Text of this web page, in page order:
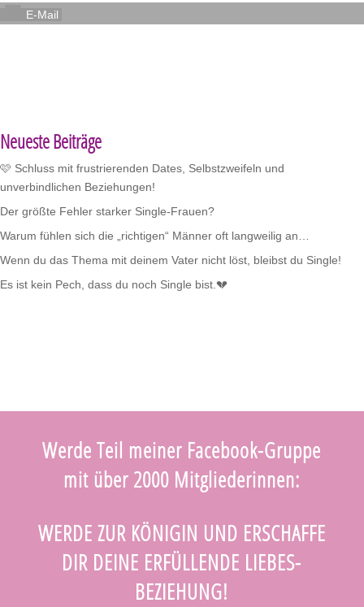
E-Mail
Neueste Beiträge
🩷 Schluss mit frustrierenden Dates, Selbstzweifeln und
unverbindlichen Beziehungen!
Der größte Fehler starker Single-Frauen?
Warum fühlen sich die „richtigen“ Männer oft langweilig an…
Wenn du das Thema mit deinem Vater nicht löst, bleibst du Single!
Es ist kein Pech, dass du noch Single bist.💔
Werde Teil meiner Facebook-Gruppe
mit über 2000 Mitgliederinnen:
WERDE ZUR KÖNIGIN UND ERSCHAFFE
DIR DEINE ERFÜLLENDE LIEBES-
BEZIEHUNG!